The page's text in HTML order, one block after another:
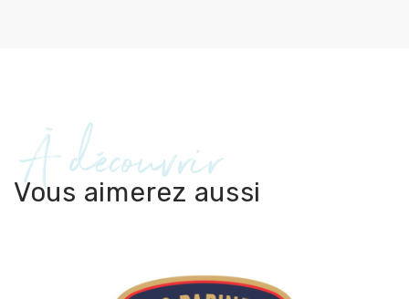
À découvrir
Vous aimerez aussi